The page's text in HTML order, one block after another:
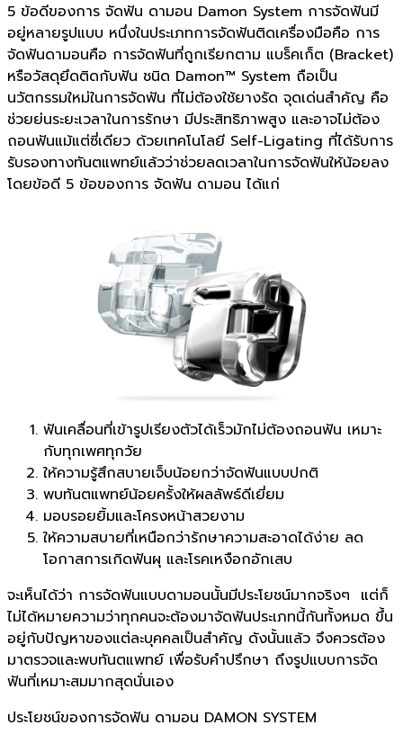
5 ข้อดีของการ จัดฟัน ดามอน Damon System การจัดฟันมี
อยู่หลายรูปแบบ หนึ่งในประเภทการจัดฟันติดเครื่องมือคือ การ
จัดฟันดามอนคือ การจัดฟันที่ถูกเรียกตาม แบร็คเก็ต (Bracket)
หรือวัสดุยึดติดกับฟัน ชนิด Damon™ System ถือเป็น
นวัตกรรมใหม่ในการจัดฟัน ที่ไม่ต้องใช้ยางรัด จุดเด่นสำคัญ คือ
ช่วยย่นระยะเวลาในการรักษา มีประสิทธิภาพสูง และอาจไม่ต้อง
ถอนฟันแม้แต่ซี่เดียว ด้วยเทคโนโลยี Self-Ligating ที่ได้รับการ
รับรองทางทันตแพทย์แล้วว่าช่วยลดเวลาในการจัดฟันให้น้อยลง
โดยข้อดี 5 ข้อของการ จัดฟัน ดามอน ได้แก่
ฟันเคลื่อนที่เข้ารูปเรียงตัวได้เร็วมักไม่ต้องถอนฟัน เหมาะ
กับทุกเพศทุกวัย
ให้ความรู้สึกสบายเจ็บน้อยกว่าจัดฟันแบบปกติ
พบทันตแพทย์น้อยครั้งให้ผลลัพธ์ดีเยี่ยม
มอบรอยยิ้มและโครงหน้าสวยงาม
ให้ความสบายที่เหนือกว่ารักษาความสะอาดได้ง่าย ลด
โอกาสการเกิดฟันผุ และโรคเหงือกอักเสบ
จะเห็นได้ว่า การจัดฟันแบบดามอนนั้นมีประโยชน์มากจริงๆ แต่ก็
ไม่ได้หมายความว่าทุกคนจะต้องมาจัดฟันประเภทนี้กันทั้งหมด ขึ้น
อยู่กับปัญหาของแต่ละบุคคลเป็นสำคัญ ดังนั้นแล้ว จึงควรต้อง
มาตรวจและพบทันตแพทย์ เพื่อรับคำปรึกษา ถึงรูปแบบการจัด
ฟันที่เหมาะสมมากสุดนั่นเอง
ประโยชน์ของการจัดฟัน ดามอน DAMON SYSTEM